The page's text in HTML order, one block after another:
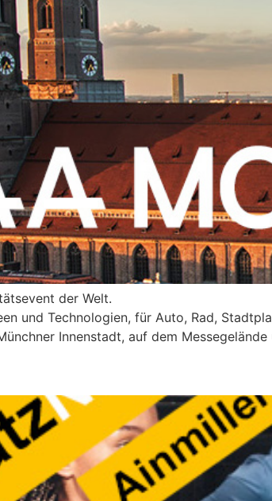
der Welt.
und Technologien, für Auto, Rad,
Innenstadt, auf dem